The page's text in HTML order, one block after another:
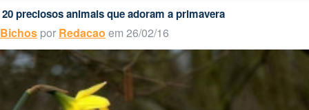
20 preciosos animais que adoram a primavera
Bichos por Redacao em 26/02/16